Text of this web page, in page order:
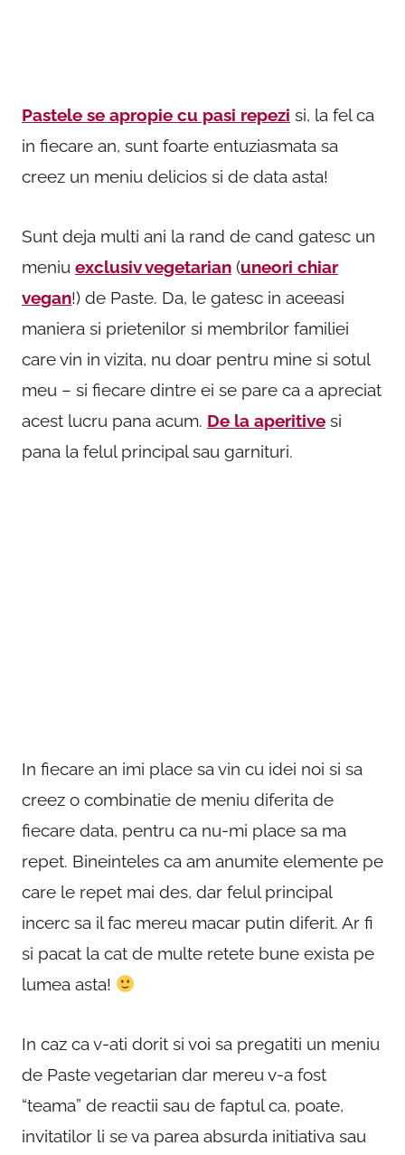
Pastele se apropie cu pasi repezi si, la fel ca
in fiecare an, sunt foarte entuziasmata sa
creez un meniu delicios si de data asta!
Sunt deja multi ani la rand de cand gatesc un
meniu exclusiv vegetarian (uneori chiar
vegan!) de Paste. Da, le gatesc in aceeasi
maniera si prietenilor si membrilor familiei
care vin in vizita, nu doar pentru mine si sotul
meu – si fiecare dintre ei se pare ca a apreciat
acest lucru pana acum. De la aperitive si
pana la felul principal sau garnituri.
In fiecare an imi place sa vin cu idei noi si sa
creez o combinatie de meniu diferita de
fiecare data, pentru ca nu-mi place sa ma
repet. Bineinteles ca am anumite elemente pe
care le repet mai des, dar felul principal
incerc sa il fac mereu macar putin diferit. Ar fi
si pacat la cat de multe retete bune exista pe
lumea asta!
In caz ca v-ati dorit si voi sa pregatiti un meniu
de Paste vegetarian dar mereu v-a fost
“teama” de reactii sau de faptul ca, poate,
invitatilor li se va parea absurda initiativa sau